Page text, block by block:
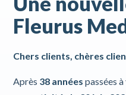
Fleurus
Chers clients, chères
Après 38 années passées